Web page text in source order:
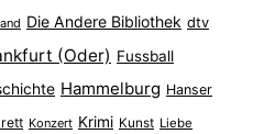
Die Andere Bibliothek dtv
(Oder) Fussball
Hammelburg Hanser
Konzert Krimi Kunst Liebe